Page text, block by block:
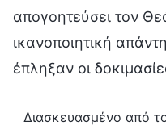
απογοητεύσει τον
ικανοποιητική
έπληξαν οι
Διασκευασμένο από